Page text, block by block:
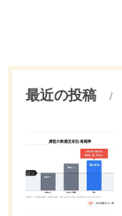
最近の投稿